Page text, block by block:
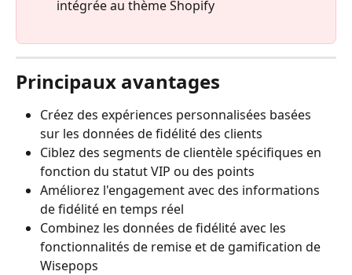
intégrée au thème Shopify
Principaux avantages
Créez des expériences personnalisées basées
sur les données de fidélité des clients
Ciblez des segments de clientèle spécifiques en
fonction du statut VIP ou des points
Améliorez l'engagement avec des informations
de fidélité en temps réel
Combinez les données de fidélité avec les
fonctionnalités de remise et de gamification de
Wisepops